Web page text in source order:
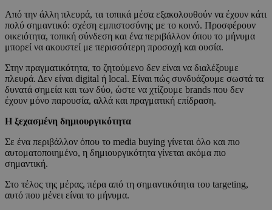
Από την άλλη πλευρά, τα τοπικά μέσα εξακολουθούν να έχουν κάτι
πολύ σημαντικό: σχέση εμπιστοσύνης με το κοινό. Προσφέρουν
οικειότητα, τοπική σύνδεση και ένα περιβάλλον όπου το μήνυμα
μπορεί να ακουστεί με περισσότερη προσοχή και ουσία.
Στην πραγματικότητα, το ζητούμενο δεν είναι να διαλέξουμε
πλευρά. Δεν είναι digital ή local. Είναι πώς συνδυάζουμε σωστά τα
δυνατά σημεία και των δύο, ώστε να χτίζουμε brands που δεν
έχουν μόνο παρουσία, αλλά και πραγματική επίδραση.
Η ξεχασμένη δημιουργικότητα
Σε ένα περιβάλλον όπου το media buying γίνεται όλο και πιο
αυτοματοποιημένο, η δημιουργικότητα γίνεται ακόμα πιο
σημαντική.
Στο τέλος της μέρας, πέρα από τη σημαντικότητα του targeting,
αυτό που μένει είναι το μήνυμα.